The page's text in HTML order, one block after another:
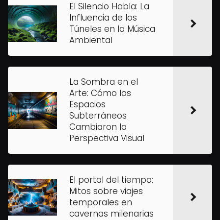
El Silencio Habla: La
Influencia de los
Túneles en la Música
Ambiental
La Sombra en el
Arte: Cómo los
Espacios
Subterráneos
Cambiaron la
Perspectiva Visual
El portal del tiempo:
Mitos sobre viajes
temporales en
cavernas milenarias